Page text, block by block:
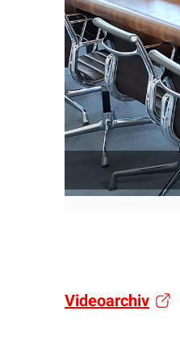
Videoarchiv